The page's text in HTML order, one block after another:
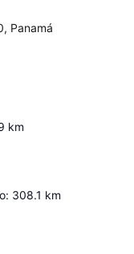
Panamá
km
: 308.1 km